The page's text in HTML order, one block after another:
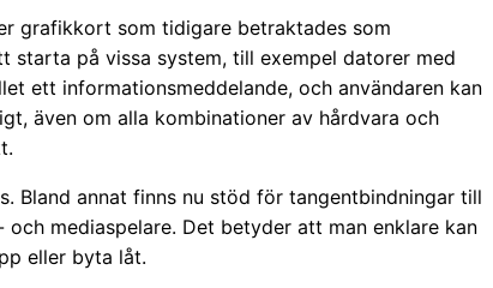
grafikkort som tidigare betraktades som
starta på vissa system, till exempel datorer med
ett informationsmeddelande, och användaren kan
även om alla kombinationer av hårdvara och
Bland annat finns nu stöd för tangentbindningar till
mediaspelare. Det betyder att man enklare kan
eller byta låt.